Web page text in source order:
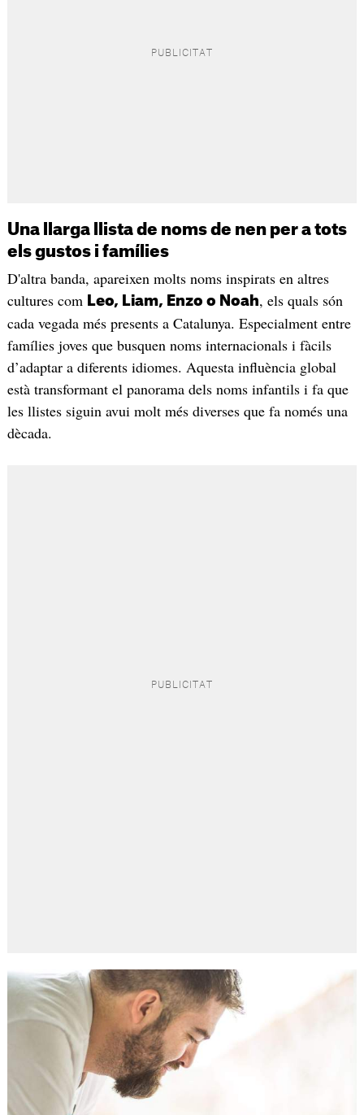
Una llarga llista de noms de nen per a tots
els gustos i famílies
D'altra banda, apareixen molts noms inspirats en altres
cultures com Leo, Liam, Enzo o Noah, els quals són
cada vegada més presents a Catalunya. Especialment entre
famílies joves que busquen noms internacionals i fàcils
d’adaptar a diferents idiomes. Aquesta influència global
està transformant el panorama dels noms infantils i fa que
les llistes siguin avui molt més diverses que fa només una
dècada.